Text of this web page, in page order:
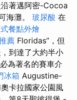
著邁阿密-Cocoa
海灘。 玻尿酸 在
餐點外燴
薦 Floridas”，但
到達了大約半小
為著名的賽車介
冰箱 Augustine-
卡拉國家公園風